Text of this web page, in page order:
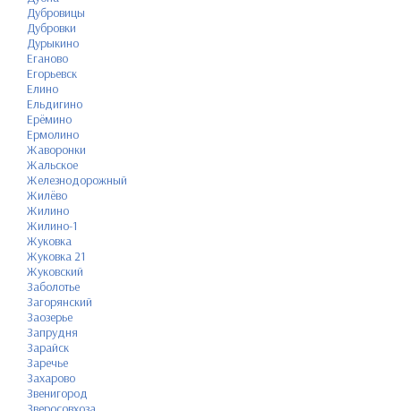
Дубровицы
Дубровки
Дурыкино
Еганово
Егорьевск
Елино
Ельдигино
Ерёмино
Ермолино
Жаворонки
Жальское
Железнодорожный
Жилёво
Жилино
Жилино-1
Жуковка
Жуковка 21
Жуковский
Заболотье
Загорянский
Заозерье
Запрудня
Зарайск
Заречье
Захарово
Звенигород